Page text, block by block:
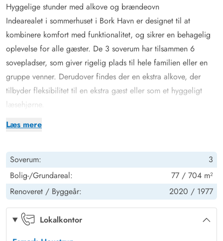
Læs mere
Hyggelige stunder med alkove og brændeovn
Indearealet i sommerhuset i Bork Havn er designet til at
kombinere komfort med funktionalitet, og sikrer en behagelig
oplevelse for alle gæster. De 3 soverum har tilsammen 6
sovepladser, som giver rigelig plads til hele familien eller en
gruppe venner. Derudover findes der en ekstra alkove, der
tilbyder fleksibilitet til en ekstra gæst eller som et hyggeligt
læsehjørne.
Badeværelset er udstyret med moderne faciliteter, herunder
holde styr på oprydningen efter måltiderne. Der er også en
brændeovn i stuen, som skaber en varm og indbydende
atmosfære, perfekt til afslapning efter en dag med udendørs
aktiviteter. Praktiske faciliteter som vaskemaskine og
tørretumbler gør det nemt at håndtere tøjvask, så I kan bruge
Soverum:
3
Bolig-/Grundareal:
77 / 704 m²
Renoveret / Byggeår: 2020 / 1977
Lokalkontor